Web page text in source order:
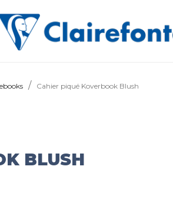
Cahier piqué Koverbook Blush
BLUSH